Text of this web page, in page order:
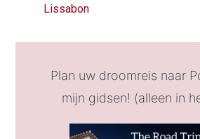
Lissabon
Plan uw droomreis naar
mijn gidsen! (alleen in